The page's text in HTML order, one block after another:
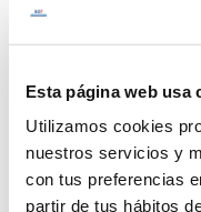
Esta página web usa
Utilizamos cookies
nuestros servicios y
con tus preferencias
partir de tus hábitos
patrimoni
l'aigua.